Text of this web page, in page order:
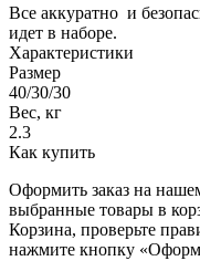
Все аккуратно и
идет в наборе.
Характеристики
Размер
40/30/30
Вес, кг
2.3
Как купить
Оформить заказ на
выбранные товары в
Корзина, проверьте
нажмите кнопку